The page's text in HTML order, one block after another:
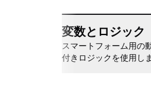
変数とロジック
スマートフォーム用の
付きロジックを使用しま